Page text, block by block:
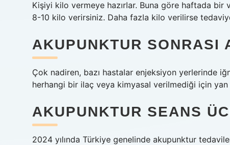
Kişiyi kilo vermeye hazırlar. Buna göre haftada
8-10 kilo verirsiniz. Daha fazla kilo verilirse
AKUPUNKTUR SONRASI
Çok nadiren, bazı hastalar enjeksiyon yerlerinde
herhangi bir ilaç veya kimyasal verilmediği için
AKUPUNKTUR SEANS
2024 yılında Türkiye genelinde akupunktur